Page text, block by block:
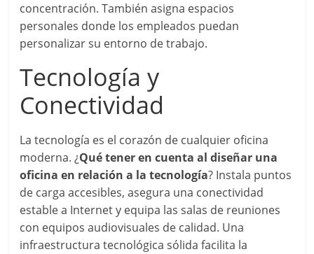
concentración. También asigna espacios
personales donde los empleados puedan
personalizar su entorno de trabajo.
Tecnología y
Conectividad
La tecnología es el corazón de cualquier oficina
moderna. ¿Qué tener en cuenta al diseñar una
oficina en relación a la tecnología? Instala puntos
de carga accesibles, asegura una conectividad
estable a Internet y equipa las salas de reuniones
con equipos audiovisuales de calidad. Una
infraestructura tecnológica sólida facilita la